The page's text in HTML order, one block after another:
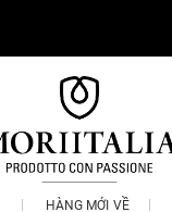
HÀNG MỚI VỀ